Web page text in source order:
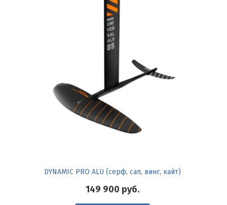
DYNAMIC PRO ALU (серф, сап, винг, кайт)
149 900 руб.